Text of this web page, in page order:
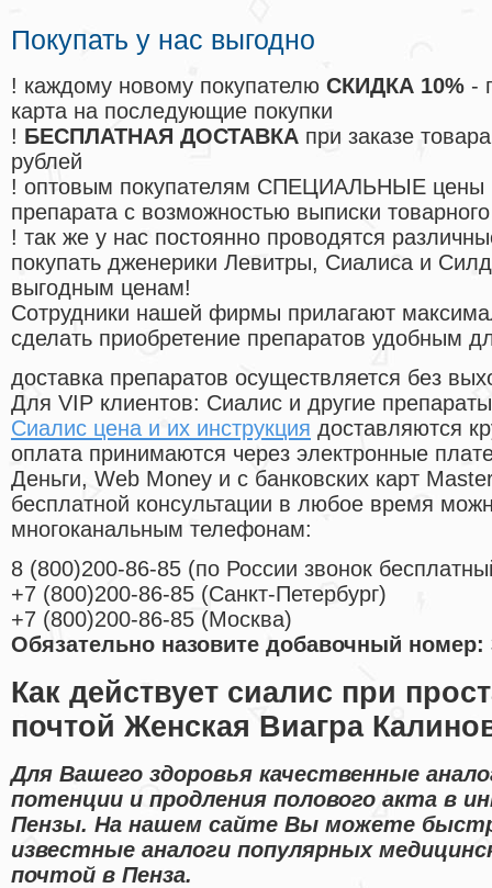
Покупать у нас выгодно
! каждому новому покупателю СКИДКА 10% -
карта на последующие покупки
! БЕСПЛАТНАЯ ДОСТАВКА при заказе
рублей
! оптовым покупателям СПЕЦИАЛЬНЫЕ цены
препарата с возможностью выписки
! так же у нас постоянно проводятся
покупать дженерики Левитры, Сиалиса и
выгодным ценам!
Cотрудники нашей фирмы прилагают
сделать приобретение препаратов удобным
доставка препаратов осуществляется без
Для VIP клиентов: Сиалис и другие
Сиалис цена и их инструкция доставляются
оплата принимаются через электронные
Деньги, Web Money и с банковских карт
бесплатной консультации в любое время
многоканальным телефонам:
8 (800)200-86-85 (по России звонок
+7 (800)200-86-85 (Санкт-Петербург)
+7 (800)200-86-85 (Москва)
Обязательно назовите добавочный номер:
Как действует сиалис при
почтой Женская Виагра
Для Вашего здоровья качественные
потенции и продления полового акта в
Пензы. На нашем сайте Вы можете
известные аналоги популярных
почтой в Пенза.